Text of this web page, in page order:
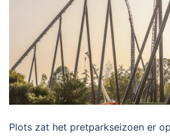
Plots zat het pretparkseizoen er